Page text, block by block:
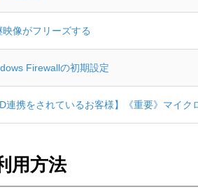
映像がフリーズする
Firewallの初期設定
連携をされているお客様】《重要》マイ
用方法